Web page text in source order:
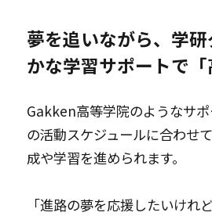
夢を追いながら、学
かな学習サポートで
Gakken高等学院のようなサ
の活動スケジュールに合わせ
成や学習を進められます。
「進路の夢を応援したいけれ